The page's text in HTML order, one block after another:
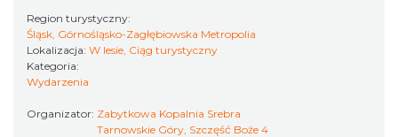
Region turystyczny:
Śląsk, Górnośląsko-Zagłębiowska Metropolia
Lokalizacja: W lesie, Ciąg turystyczny
Kategoria:
Wydarzenia
Organizator: Zabytkowa Kopalnia Srebra
Tarnowskie Góry, Szczęść Boże 4